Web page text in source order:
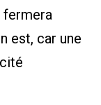
fermera
est, car une